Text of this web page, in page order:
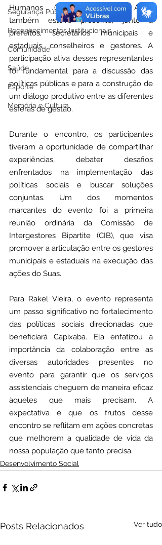
Segurança Pública
Reconhecimentos Institucionais
Comunidade
Saúde
Esporte
Memória e Cultura
Humanos (SEASDH), Mailza Assis,
também esteve presente, junto a
prefeitos, secretários municipais e
estaduais, conselheiros e gestores. A
participação ativa desses representantes
foi fundamental para a discussão das
políticas públicas e para a construção de
um diálogo produtivo entre as diferentes
esferas de gestão.
Durante o encontro, os participantes
tiveram a oportunidade de compartilhar
experiências, debater desafios
enfrentados na implementação das
políticas sociais e buscar soluções
conjuntas. Um dos momentos
marcantes do evento foi a primeira
reunião ordinária da Comissão de
Intergestores Bipartite (CIB), que visa
promover a articulação entre os gestores
municipais e estaduais na execução das
ações do Suas.
Para Rakel Vieira, o evento representa
um passo significativo no fortalecimento
das políticas sociais direcionadas que
beneficiará Capixaba. Ela enfatizou a
importância da colaboração entre as
diversas autoridades presentes no
evento para garantir que os serviços
assistenciais cheguem de maneira eficaz
àqueles que mais precisam. A
expectativa é que os frutos desse
encontro se reflitam em ações concretas
que melhorem a qualidade de vida da
nossa população que tanto precisa.
Desenvolvimento Social
Posts Relacionados Ver tudo